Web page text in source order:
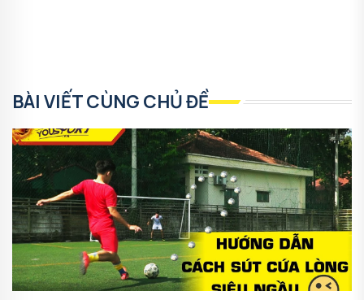
BÀI VIẾT CÙNG CHỦ ĐỀ